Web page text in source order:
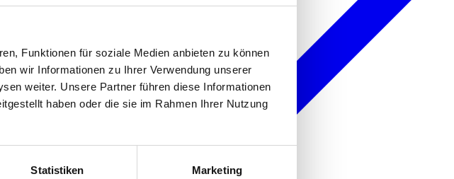
Funktionen für soziale Medien anbieten zu können
wir Informationen zu Ihrer Verwendung unserer
weiter. Unsere Partner führen diese Informationen
haben oder die sie im Rahmen Ihrer Nutzung
Statistiken Marketing